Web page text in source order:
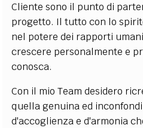
Cliente sono il punto di
progetto. Il tutto con lo
nel potere dei rapporti
crescere personalmente e
conosca.
Con il mio Team desidero
quella genuina ed
d'accoglienza e d'armonia